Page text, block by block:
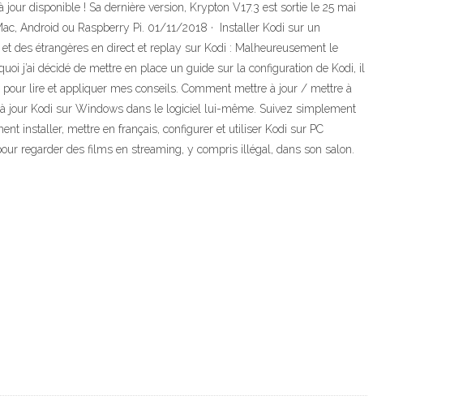
disponible ! Sa dernière version, Krypton V17.3 est sortie le 25 mai
Android ou Raspberry Pi. 01/11/2018 · ️ Installer Kodi sur un
des étrangères en direct et replay sur Kodi : Malheureusement le
j’ai décidé de mettre en place un guide sur la configuration de Kodi, il
lire et appliquer mes conseils. Comment mettre à jour / mettre à
jour Kodi sur Windows dans le logiciel lui-même. Suivez simplement
installer, mettre en français, configurer et utiliser Kodi sur PC
regarder des films en streaming, y compris illégal, dans son salon.